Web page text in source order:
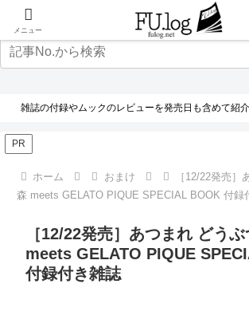
雑誌の付録やムックのレビューを発売日も含めて紹
PR
ホーム おまけ
［12/22発売
森 meets GELATO PIQUE SPECIAL BOOK 付録
［12/22発売］あつまれ どう
meets GELATO PIQUE
付録付き雑誌
メニュー